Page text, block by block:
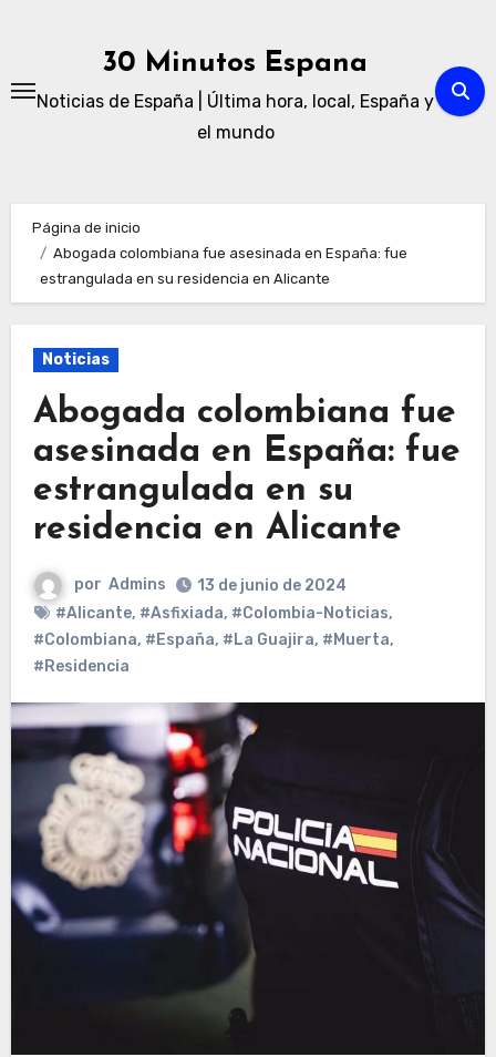
30 Minutos Espana
Noticias de España | Última hora, local, España y
el mundo
Página de inicio
Abogada colombiana fue asesinada en España: fue
estrangulada en su residencia en Alicante
Noticias
Abogada colombiana fue
asesinada en España: fue
estrangulada en su
residencia en Alicante
por Admins
13 de junio de 2024
#Alicante, #Asfixiada, #Colombia-Noticias,
#Colombiana, #España, #La Guajira, #Muerta,
#Residencia